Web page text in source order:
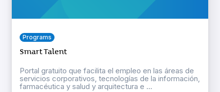
Programs
Smart Talent
Portal gratuito que facilita el empleo en las áreas de
servicios corporativos, tecnologías de la información,
farmacéutica y salud y arquitectura e ...